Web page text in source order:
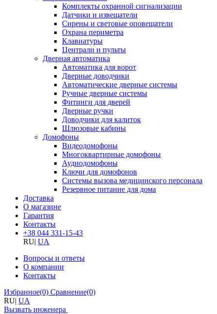
Комплекты охранной сигнализации
Датчики и извещатели
Сирены и световые оповещатели
Охрана периметра
Клавиатуры
Централи и пульты
Дверная автоматика
Автоматика для ворот
Дверные доводчики
Автоматические дверные системы
Ручные дверные системы
Фитинги для дверей
Дверные ручки
Доводчики для калиток
Шлюзовые кабины
Домофоны
Видеодомофоны
Многоквартирные домофоны
Аудиодомофоны
Ключи для домофонов
Системы вызова медицинского персонала
Резервное питание для дома
Доставка
О магазине
Гарантия
Контакты
+38 044 331-15-43
RU| UA
Вопросы и ответы
О компании
Контакты
Избранное(0) Сравнение(0)
RU| UA
Вызвать инженера